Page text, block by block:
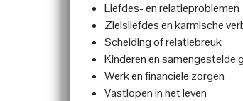
Liefdes- en relatieproblemen
Zielsliefdes en karmische
Scheiding of relatiebreuk
Kinderen en samengestelde
Werk en financiële zorgen
Vastlopen in het leven